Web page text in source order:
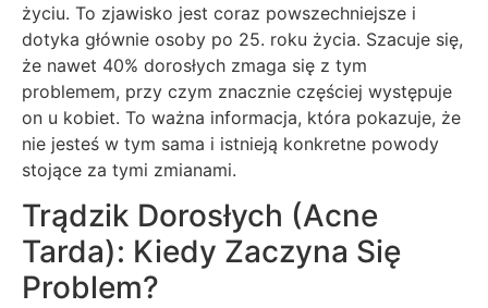
życiu. To zjawisko jest coraz powszechniejsze i
dotyka głównie osoby po 25. roku życia. Szacuje się,
że nawet 40% dorosłych zmaga się z tym
problemem, przy czym znacznie częściej występuje
on u kobiet. To ważna informacja, która pokazuje, że
nie jesteś w tym sama i istnieją konkretne powody
stojące za tymi zmianami.
Trądzik Dorosłych (Acne
Tarda): Kiedy Zaczyna Się
Problem?